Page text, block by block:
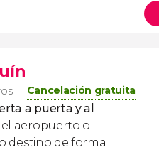
Cancelación gratuita
a puerta y al
el aeropuerto o
destino de forma